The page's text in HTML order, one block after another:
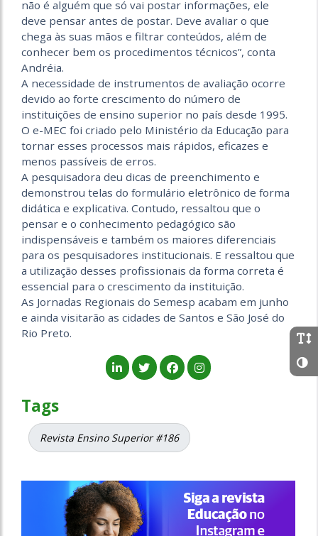
não é alguém que só vai postar informações, ele
deve pensar antes de postar. Deve avaliar o que
chega às suas mãos e filtrar conteúdos, além de
conhecer bem os procedimentos técnicos”, conta
Andréia.
A necessidade de instrumentos de avaliação ocorre
devido ao forte crescimento do número de
instituições de ensino superior no país desde 1995.
O e-MEC foi criado pelo Ministério da Educação para
tornar esses processos mais rápidos, eficazes e
menos passíveis de erros.
A pesquisadora deu dicas de preenchimento e
demonstrou telas do formulário eletrônico de forma
didática e explicativa. Contudo, ressaltou que o
pensar e o conhecimento pedagógico são
indispensáveis e também os maiores diferenciais
para os pesquisadores institucionais. E ressaltou que
a utilização desses profissionais da forma correta é
essencial para o crescimento da instituição.
As Jornadas Regionais do Semesp acabam em junho
e ainda visitarão as cidades de Santos e São José do
Rio Preto.
Tags
Revista Ensino Superior #186